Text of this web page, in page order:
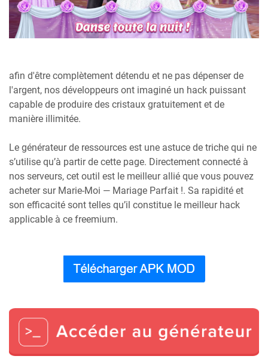
afin d'être complètement détendu et ne pas dépenser de
l'argent, nos développeurs ont imaginé un hack puissant
capable de produire des cristaux gratuitement et de
manière illimitée.
Le générateur de ressources est une astuce de triche qui ne
s’utilise qu’à partir de cette page. Directement connecté à
nos serveurs, cet outil est le meilleur allié que vous pouvez
acheter sur Marie-Moi — Mariage Parfait !. Sa rapidité et
son efficacité sont telles qu’il constitue le meilleur hack
applicable à ce freemium.